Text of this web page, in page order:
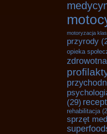
motoryzacja
przyrody
opieka
zdrowotna
(29)
rehabilitacja
sprzęt